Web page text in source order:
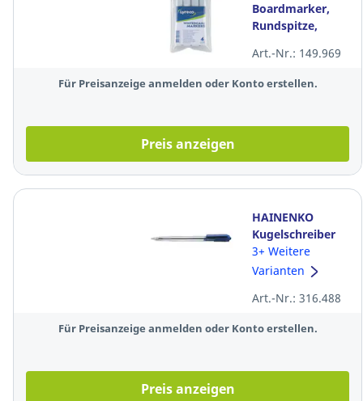
Boardmarker,
Rundspitze,
3mm, farbig
sortiert, 4er-Etui
Art.-Nr.: 149.969
Für Preisanzeige anmelden oder Konto erstellen.
Preis anzeigen
HAINENKO
Kugelschreiber
WIZ, Einweg,
Druckmechanik,
mm, blau
3+ Weitere
Varianten
Art.-Nr.: 316.488
Für Preisanzeige anmelden oder Konto erstellen.
Preis anzeigen